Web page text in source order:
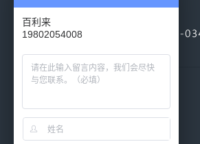
百利来
19802054008